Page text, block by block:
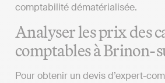
comptabilité dématérialisée.
Analyser les prix des
comptables à Brinon-
Pour obtenir un devis d’expert-